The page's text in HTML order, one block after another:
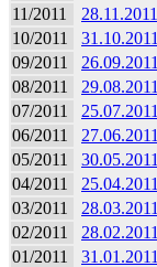
11/2011
28.11.2011
10/2011
31.10.2011
09/2011
26.09.2011
08/2011
29.08.2011
07/2011
25.07.2011
06/2011
27.06.2011
05/2011
30.05.2011
04/2011
25.04.2011
03/2011
28.03.2011
02/2011
28.02.2011
01/2011
31.01.2011